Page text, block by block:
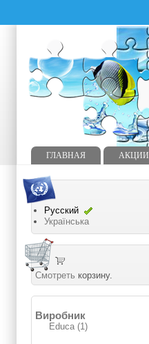
ГЛАВНАЯ АКЦИИ
Русский
Українська
Смотреть корзину.
Виробник
Educa (1)